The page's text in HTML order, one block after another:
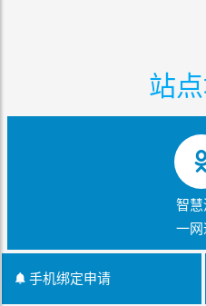
站
智慧
一
手机绑定申请